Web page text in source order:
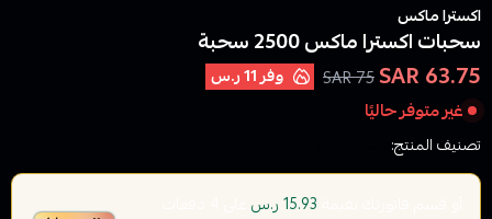
اكسترا ماكس
سحبات اكسترا ماكس 2500 سحبة
63.75 SAR
75 SAR وفر11 ر.س
غير متوفر حاليًا
تصنيف المنتج:
15.93 ر.س